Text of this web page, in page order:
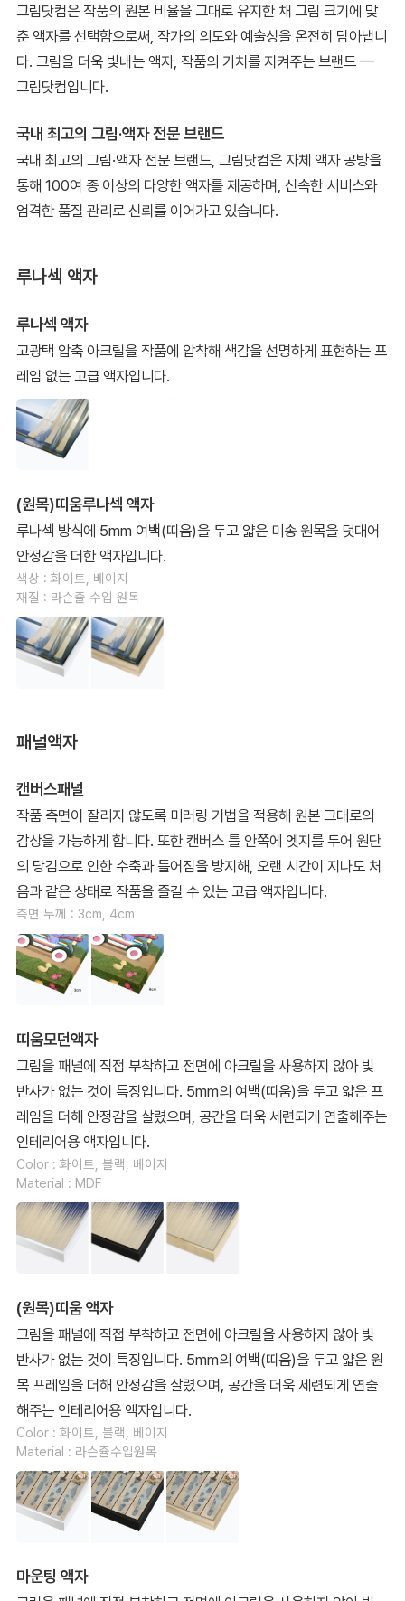
그림닷컴은 작품의 원본 비율을 그대로 유지한 채 그림 크기에 맞
춘 액자를 선택함으로써, 작가의 의도와 예술성을 온전히 담아냅니
다. 그림을 더욱 빛내는 액자, 작품의 가치를 지켜주는 브랜드 —
그림닷컴입니다.
국내 최고의 그림·액자 전문 브랜드
국내 최고의 그림·액자 전문 브랜드, 그림닷컴은 자체 액자 공방을
통해 100여 종 이상의 다양한 액자를 제공하며, 신속한 서비스와
엄격한 품질 관리로 신뢰를 이어가고 있습니다.
루나섹 액자
루나섹 액자
고광택 압축 아크릴을 작품에 압착해 색감을 선명하게 표현하는 프
레임 없는 고급 액자입니다.
(원목)띠움루나섹 액자
루나섹 방식에 5mm 여백(띠움)을 두고 얇은 미송 원목을 덧대어
안정감을 더한 액자입니다.
색상 : 화이트, 베이지
재질 : 라슨쥴 수입 원목
패널액자
캔버스패널
작품 측면이 잘리지 않도록 미러링 기법을 적용해 원본 그대로의
감상을 가능하게 합니다. 또한 캔버스 틀 안쪽에 엣지를 두어 원단
의 당김으로 인한 수축과 틀어짐을 방지해, 오랜 시간이 지나도 처
음과 같은 상태로 작품을 즐길 수 있는 고급 액자입니다.
측면 두께 : 3cm, 4cm
띠움모던액자
그림을 패널에 직접 부착하고 전면에 아크릴을 사용하지 않아 빛
반사가 없는 것이 특징입니다. 5mm의 여백(띠움)을 두고 얇은 프
레임을 더해 안정감을 살렸으며, 공간을 더욱 세련되게 연출해주는
인테리어용 액자입니다.
Color : 화이트, 블랙, 베이지
Material : MDF
(원목)띠움 액자
그림을 패널에 직접 부착하고 전면에 아크릴을 사용하지 않아 빛
반사가 없는 것이 특징입니다. 5mm의 여백(띠움)을 두고 얇은 원
목 프레임을 더해 안정감을 살렸으며, 공간을 더욱 세련되게 연출
해주는 인테리어용 액자입니다.
Color : 화이트, 블랙, 베이지
Material : 라슨쥴수입원목
마운팅 액자